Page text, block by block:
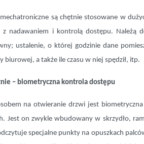
są chętnie stosowane w
z nadawaniem i kontrolą dostępu. Należą
ustalenie, o której godzinie dane
biurowej, a także ile czasu w niej spędził, itp.
– biometryczna kontrola dostępu
na otwieranie drzwi jest
Jest on zwykle wbudowany w skrzydło,
specjalne punkty na opuszkach